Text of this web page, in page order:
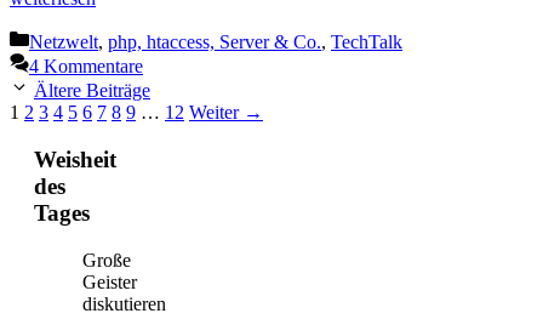
Kategorien
Netzwelt, php, htaccess, Server & Co., TechTalk
4 Kommentare
Ältere Beiträge
Seite
1 Seite
2 Seite
3 Seite
4 Seite
5 Seite
6 Seite
7 Seite
8 Seite
9 … Seite
12 Weiter →
Weisheit
des
Tages
Große
Geister
diskutieren